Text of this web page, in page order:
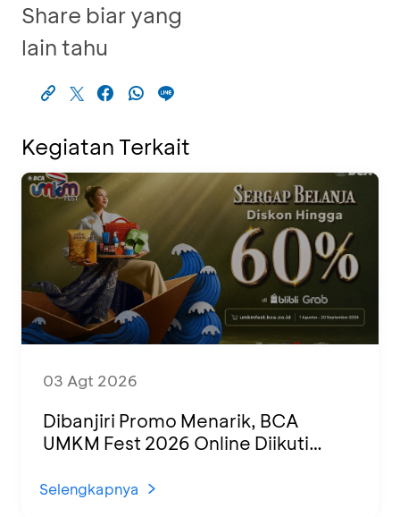
Share biar yang
lain tahu
Kegiatan Terkait
03 Agt 2026
Dibanjiri Promo Menarik, BCA
UMKM Fest 2026 Online Diikuti
Selengkapnya